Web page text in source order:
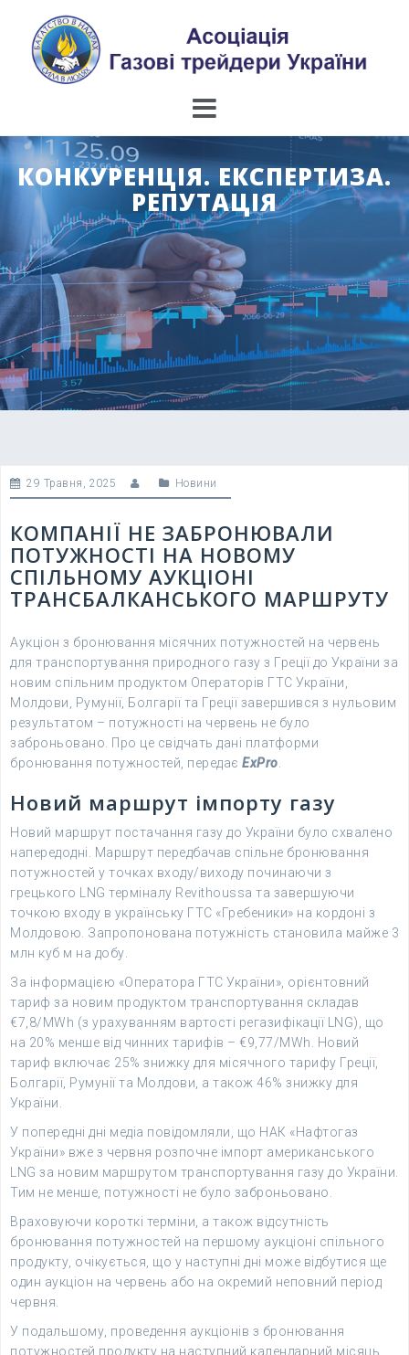
content
КОНКУРЕНЦІЯ. ЕКСПЕРТИЗА.
РЕПУТАЦІЯ
29 Травня, 2025 Новини
КОМПАНІЇ НЕ ЗАБРОНЮВАЛИ
ПОТУЖНОСТІ НА НОВОМУ
СПІЛЬНОМУ АУКЦІОНІ
ТРАНСБАЛКАНСЬКОГО МАРШРУТУ
Аукціон з бронювання місячних потужностей на червень
для транспортування природного газу з Греції до України за
новим спільним продуктом Операторів ГТС України,
Молдови, Румунії, Болгарії та Греції завершився з нульовим
результатом – потужності на червень не було
заброньовано. Про це свідчать дані платформи
бронювання потужностей, передає ExPro
Новий маршрут імпорту газу
Новий маршрут постачання газу до України було схвалено
напередодні. Маршрут передбачав спільне бронювання
потужностей у точках входу/виходу починаючи з
грецького LNG терміналу Revithoussa та завершуючи
точкою входу в українську ГТС «Гребеники» на кордоні з
Молдовою. Запропонована потужність становила майже 3
млн куб м на добу.
За інформацією «Оператора ГТС України», орієнтовний
тариф за новим продуктом транспортування складав
€7,8/MWh (з урахуванням вартості регазифікації LNG), що
на 20% менше від чинних тарифів – €9,77/MWh. Новий
тариф включає 25% знижку для місячного тарифу Греції,
Болгарії, Румунії та Молдови, а також 46% знижку для
України.
У попередні дні медіа повідомляли, що НАК «Нафтогаз
України» вже з червня розпочне імпорт американського
LNG за новим маршрутом транспортування газу до України.
Тим не менше, потужності не було заброньовано.
Враховуючи короткі терміни, а також відсутність
бронювання потужностей на першому аукціоні спільного
продукту, очікується, що у наступні дні може відбутися ще
один аукціон на червень або на окремий неповний період
червня.
У подальшому, проведення аукціонів з бронювання
потужностей продукту на наступний календарний місяць